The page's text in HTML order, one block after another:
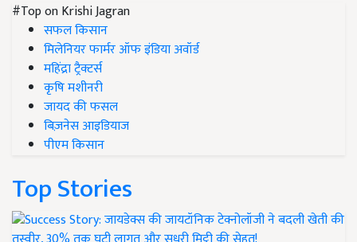
#Top on Krishi Jagran
सफल किसान
मिलेनियर फार्मर ऑफ इंडिया अवॉर्ड
महिंद्रा ट्रैक्टर्स
कृषि मशीनरी
जायद की फसल
बिज़नेस आइडियाज
पीएम किसान
Top Stories